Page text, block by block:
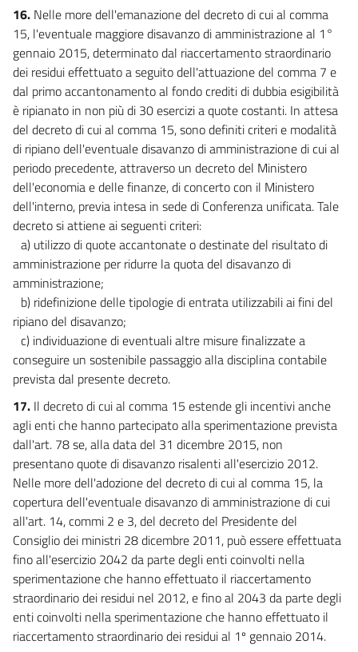
16. Nelle more dell'emanazione del decreto di cui al comma
15, l'eventuale maggiore disavanzo di amministrazione al 1°
gennaio 2015, determinato dal riaccertamento straordinario
dei residui effettuato a seguito dell'attuazione del comma 7 e
dal primo accantonamento al fondo crediti di dubbia esigibilità
è ripianato in non più di 30 esercizi a quote costanti. In attesa
del decreto di cui al comma 15, sono definiti criteri e modalità
di ripiano dell'eventuale disavanzo di amministrazione di cui al
periodo precedente, attraverso un decreto del Ministero
dell'economia e delle finanze, di concerto con il Ministero
dell'interno, previa intesa in sede di Conferenza unificata. Tale
decreto si attiene ai seguenti criteri:
a) utilizzo di quote accantonate o destinate del risultato di
amministrazione per ridurre la quota del disavanzo di
amministrazione;
b) ridefinizione delle tipologie di entrata utilizzabili ai fini del
ripiano del disavanzo;
c) individuazione di eventuali altre misure finalizzate a
conseguire un sostenibile passaggio alla disciplina contabile
prevista dal presente decreto.
17. Il decreto di cui al comma 15 estende gli incentivi anche
agli enti che hanno partecipato alla sperimentazione prevista
dall'art. 78 se, alla data del 31 dicembre 2015, non
presentano quote di disavanzo risalenti all'esercizio 2012.
Nelle more dell'adozione del decreto di cui al comma 15, la
copertura dell'eventuale disavanzo di amministrazione di cui
all'art. 14, commi 2 e 3, del decreto del Presidente del
Consiglio dei ministri 28 dicembre 2011, può essere effettuata
fino all'esercizio 2042 da parte degli enti coinvolti nella
sperimentazione che hanno effettuato il riaccertamento
straordinario dei residui nel 2012, e fino al 2043 da parte degli
enti coinvolti nella sperimentazione che hanno effettuato il
riaccertamento straordinario dei residui al 1º gennaio 2014.